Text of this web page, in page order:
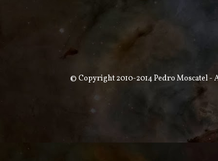
© Copyright 2010-2014 Pedro Moscatel -